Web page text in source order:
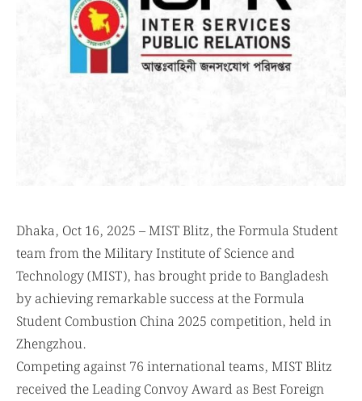
Dhaka, Oct 16, 2025 – MIST Blitz, the Formula Student
team from the Military Institute of Science and
Technology (MIST), has brought pride to Bangladesh
by achieving remarkable success at the Formula
Student Combustion China 2025 competition, held in
Zhengzhou.
Competing against 76 international teams, MIST Blitz
received the Leading Convoy Award as Best Foreign